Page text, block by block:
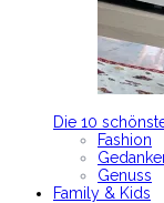
Die 10
Fashion
Genuss
Family & Kids